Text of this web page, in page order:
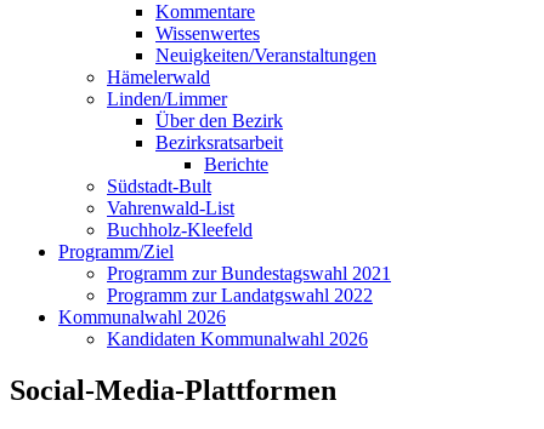
Kommentare
Wissenwertes
Neuigkeiten/Veranstaltungen
Hämelerwald
Linden/Limmer
Über den Bezirk
Bezirksratsarbeit
Berichte
Südstadt-Bult
Vahrenwald-List
Buchholz-Kleefeld
Programm/Ziel
Programm zur Bundestagswahl 2021
Programm zur Landatgswahl 2022
Kommunalwahl 2026
Kandidaten Kommunalwahl 2026
Social-Media-Plattformen